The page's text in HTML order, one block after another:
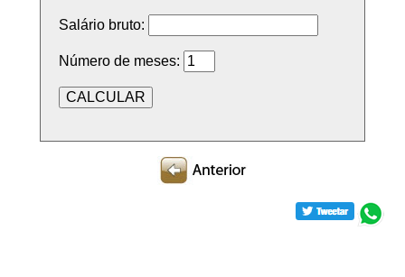
Salário bruto:
Número de meses: